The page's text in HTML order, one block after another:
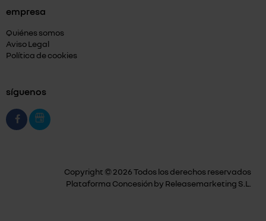
empresa
Quiénes somos
Aviso Legal
Política de cookies
síguenos
Copyright © 2026 Todos los derechos reservados
Plataforma Concesión by Releasemarketing S.L.